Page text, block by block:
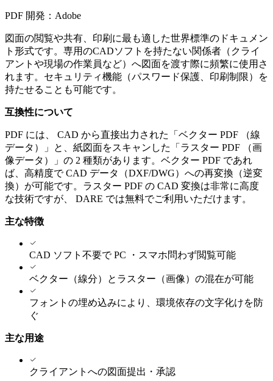
PDF 開発： Adobe
図面の閲覧や共有、印刷に最も適した世界標準のドキュメン
ト形式です。専用のCADソフトを持たない関係者（クライ
アントや現場の作業員など）へ図面を渡す際に頻繁に使用さ
れます。セキュリティ機能（パスワード保護、印刷制限）を
持たせることも可能です。
互換性について
PDF には、 CAD から直接出力された「ベクター PDF （線
データ）」と、紙図面をスキャンした「ラスター PDF （画
像データ）」の 2 種類があります。ベクター PDF であれ
ば、高精度で CAD データ（DXF/DWG）への再変換（逆変
換）が可能です。ラスター PDF の CAD 変換は非常に高度
な技術ですが、 DARE では無料でご利用いただけます。
主な特徴
CAD ソフト不要で PC ・スマホ問わず閲覧可能
ベクター（線分）とラスター（画像）の混在が可能
フォントの埋め込みにより、環境依存の文字化けを防
ぐ
主な用途
クライアントへの図面提出・承認